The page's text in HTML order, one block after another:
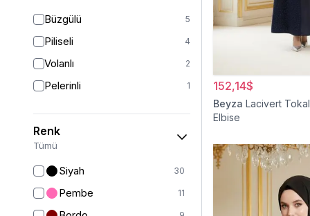
Ferace 126
Kap & Pardesü
Trençkot
Hırka
Büzgülü 5
Piliseli 4
Volanlı 2
Pelerinli 1
Renk
Tümü
Siyah 30
Pembe 11
152,14$
Beyza Lacivert
Elbise